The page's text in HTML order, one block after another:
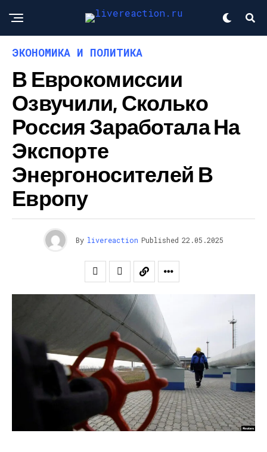
ЭКОНОМИКА И ПОЛИТИКА
В Еврокомиссии
Озвучили, Сколько
Россия Заработала На
Экспорте
Энергоносителей В
Европу
By livereaction Published 22.05.2025